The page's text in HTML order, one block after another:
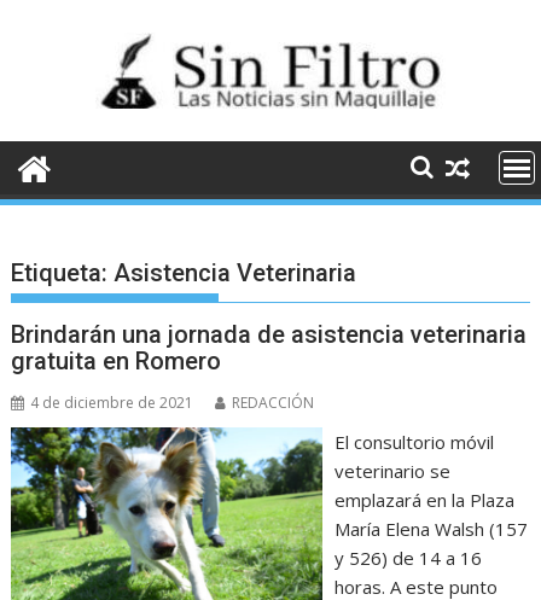
Etiqueta:Asistencia Veterinaria
Brindarán una jornada de asistencia veterinaria
gratuita en Romero
4 de diciembre de 2021 REDACCIÓN
El consultorio móvil
veterinario se
emplazará en la Plaza
María Elena Walsh (157
y 526) de 14 a 16
horas. A este punto